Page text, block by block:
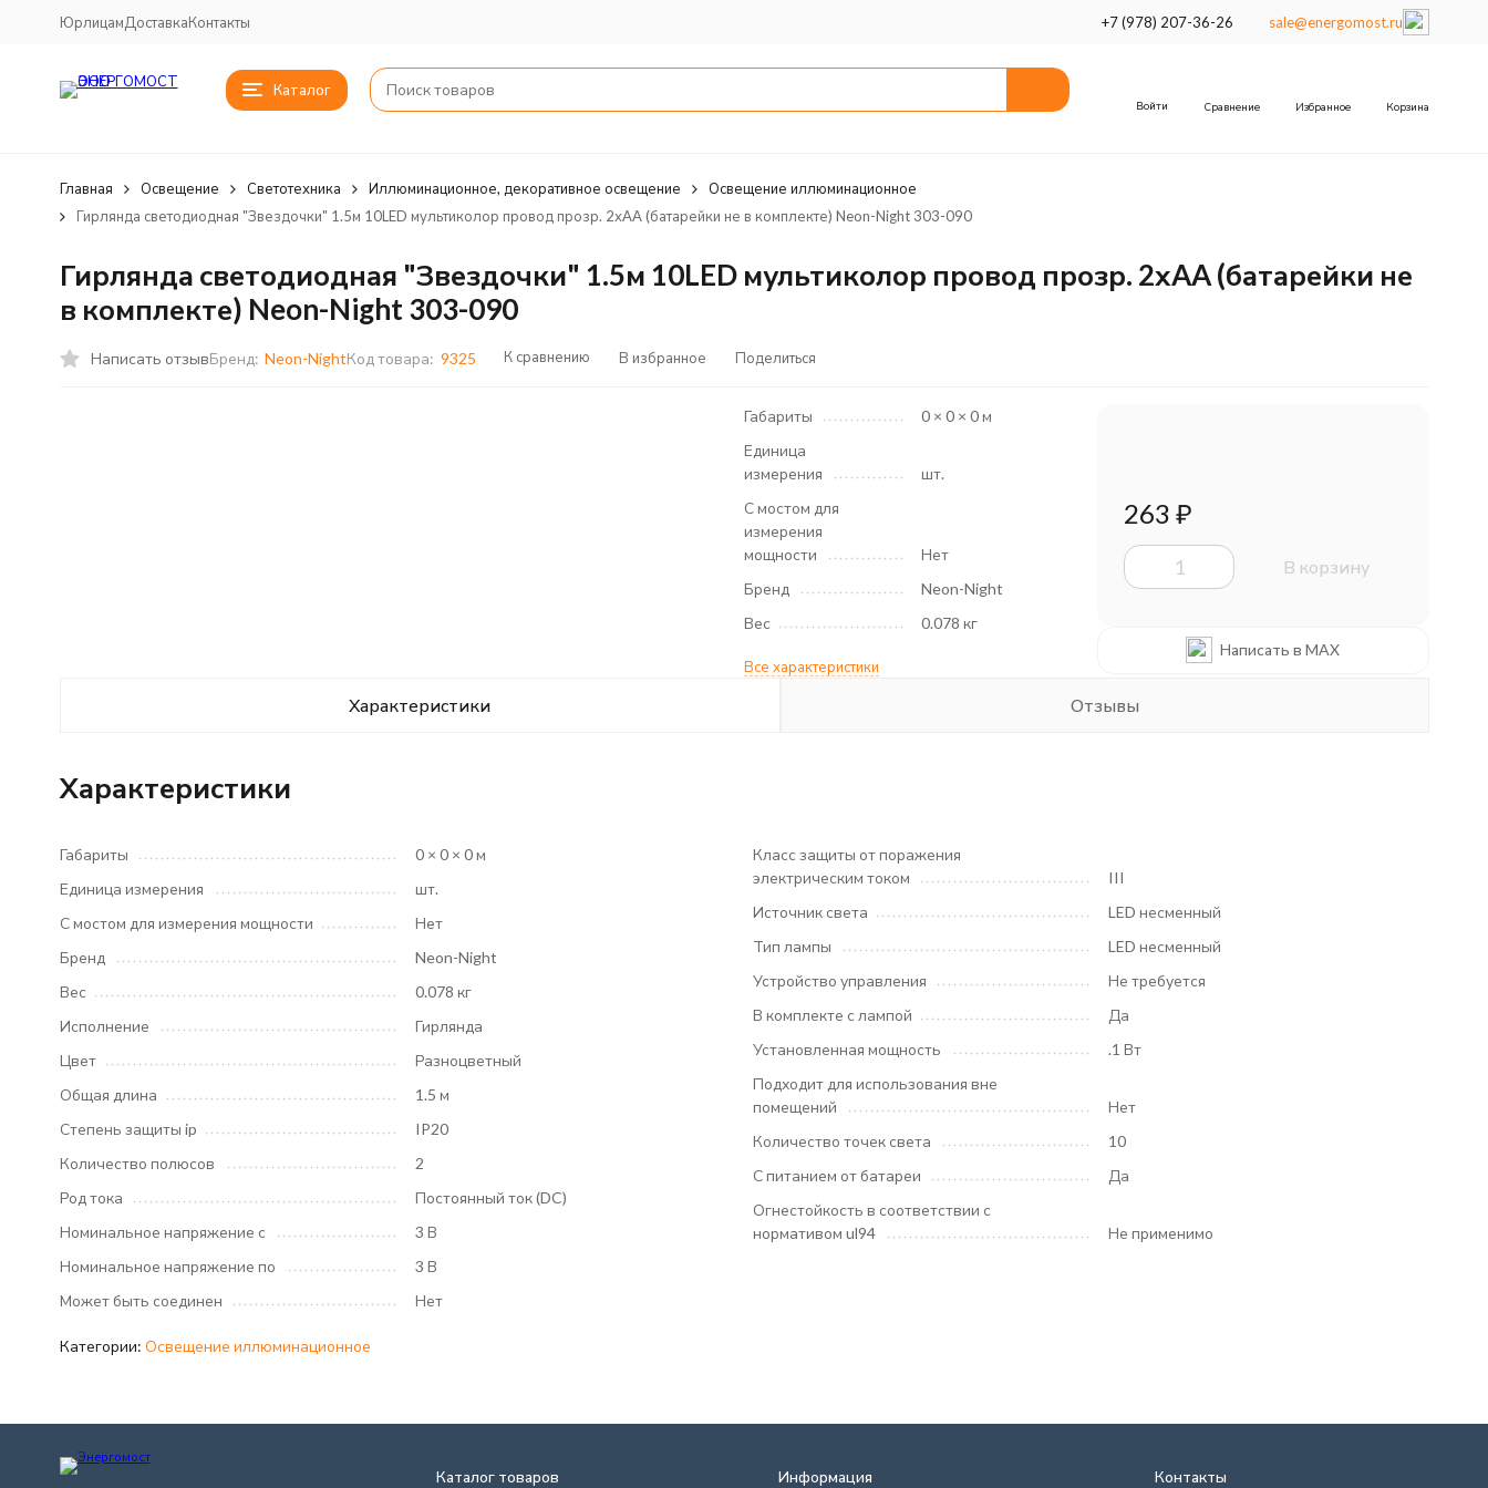
ЮрлицамДоставкаКонтакты +7 (978) 207-36-26 sale@energomost.ru
Каталог
Войти Сравнение Избранное Корзина
Главная Освещение Светотехника Иллюминационное, декоративное освещение
Освещение иллюминационное
Гирлянда светодиодная "Звездочки" 1.5м 10LED мультиколор провод прозр. 2хAA (батарейки не в комплекте) Neon-Night 303-090
Гирлянда светодиодная "Звездочки" 1.5м 10LED мультиколор провод прозр. 2хAA (батарейки не
в комплекте) Neon-Night 303-090
Написать отзывБренд: Neon-NightКод товара: 9325 К сравнению В избранное Поделиться
Габариты
0 × 0 × 0 м
Единица
измерения
шт.
С мостом для
измерения
мощности
Нет
Бренд
Neon-Night
Вес
0.078 кг
Все характеристики
263 ₽
В корзину
Написать в MAX
Характеристики Отзывы
Характеристики
Габариты
0 × 0 × 0 м
Единица измерения
шт.
С мостом для измерения мощности
Нет
Бренд
Neon-Night
Вес
0.078 кг
Исполнение
Гирлянда
Цвет
Разноцветный
Общая длина
1.5 м
Степень защиты ip
IP20
Количество полюсов
2
Род тока
Постоянный ток (DC)
Номинальное напряжение с
3 В
Номинальное напряжение по
3 В
Может быть соединен
Нет
Класс защиты от поражения
электрическим током
III
Источник света
LED несменный
Тип лампы
LED несменный
Устройство управления
Не требуется
В комплекте с лампой
Да
Установленная мощность
.1 Вт
Подходит для использования вне
помещений
Нет
Количество точек света
10
С питанием от батареи
Да
Огнестойкость в соответствии с
нормативом ul94
Не применимо
Категории: Освещение иллюминационное
Каталог товаров Информация Контакты